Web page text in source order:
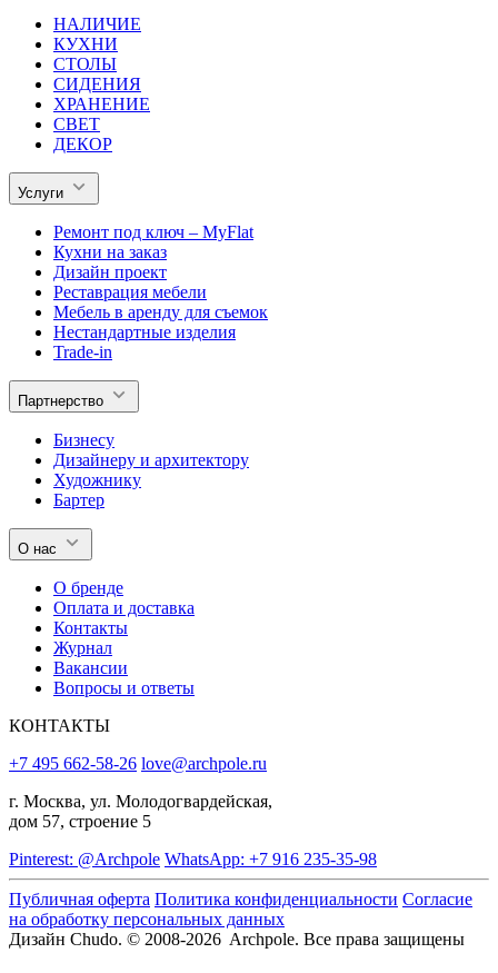
НАЛИЧИЕ
КУХНИ
СТОЛЫ
СИДЕНИЯ
ХРАНЕНИЕ
СВЕТ
ДЕКОР
Услуги
Ремонт под ключ – MyFlat
Кухни на заказ
Дизайн проект
Реставрация мебели
Мебель в аренду для съемок
Нестандартные изделия
Trade-in
Партнерство
Бизнесу
Дизайнеру и архитектору
Художнику
Бартер
О нас
О бренде
Оплата и доставка
Контакты
Журнал
Вакансии
Вопросы и ответы
КОНТАКТЫ
+7 495 662-58-26 love@archpole.ru
г. Москва, ул. Молодогвардейская,
дом 57, строение 5
Pinterest: @Archpole WhatsApp: +7 916 235-35-98
Публичная оферта Политика конфиденциальности Согласие
на обработку персональных данных
Дизайн Chudo. © 2008-2026 Archpole. Все права защищены